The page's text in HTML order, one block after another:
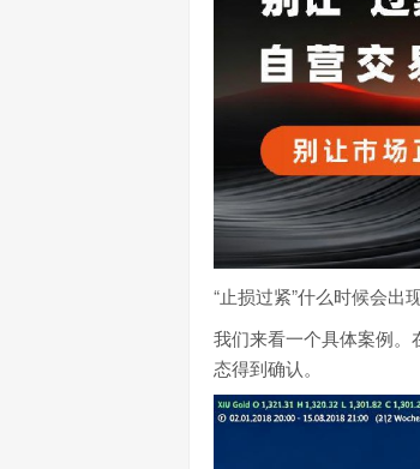
“止损过紧”什么时候会出
我们来看一个具体案例。
态得到确认。